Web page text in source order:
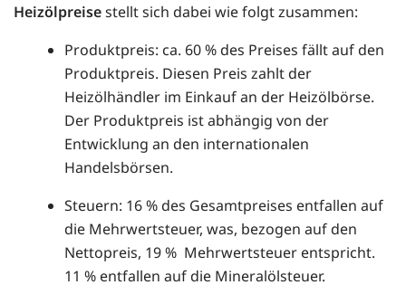
Heizölpreisestellt sich dabei wie folgt zusammen:
Produktpreis: ca. 60 % des Preises fällt auf den
Produktpreis. Diesen Preis zahlt der
Heizölhändler im Einkauf an der Heizölbörse.
Der Produktpreis ist abhängig von der
Entwicklung an den internationalen
Handelsbörsen.
Steuern: 16 % des Gesamtpreises entfallen auf
die Mehrwertsteuer, was, bezogen auf den
Nettopreis, 19 % Mehrwertsteuer entspricht.
11 % entfallen auf die Mineralölsteuer.